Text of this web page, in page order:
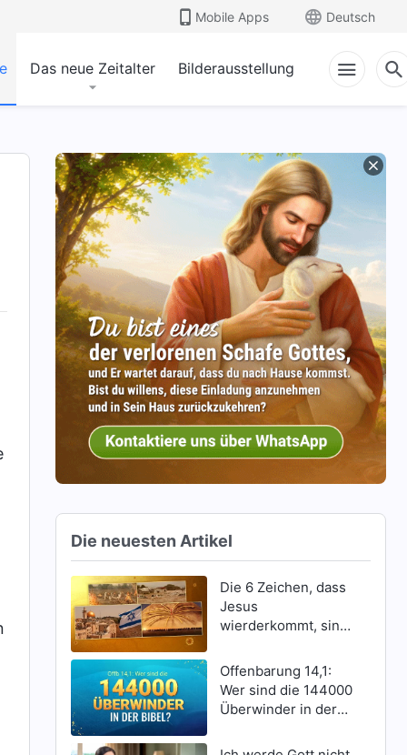
Mobile Apps Deutsch
Das neue Zeitalter Bilderausstellung
Die neuesten Artikel
Die 6 Zeichen, dass
Jesus
wierderkommt, sind
Offenbarung 14,1:
Wer sind die 144000
Überwinder in der